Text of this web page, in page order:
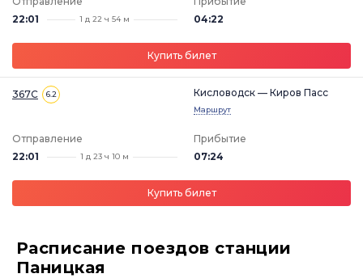
22:01
1 д 22 ч 54 м
04:22
Купить билет
367С 6.2 Кисловодск — Киров Пасс
Маршрут
Отправление
22:01
1 д 23 ч 10 м
Прибытие
07:24
Купить билет
Расписание поездов станции
Паницкая